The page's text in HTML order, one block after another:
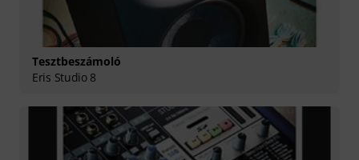
Tesztbeszámoló
Eris Studio 8